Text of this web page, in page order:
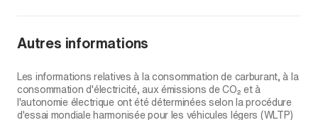
Autres informations
Les informations relatives à la consommation de carburant, à la
consommation d'électricité, aux émissions de CO₂ et à
l'autonomie électrique ont été déterminées selon la procédure
d'essai mondiale harmonisée pour les véhicules légers (WLTP)